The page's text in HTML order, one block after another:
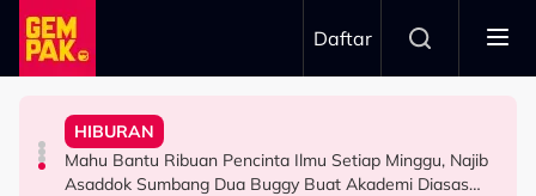
Skip to main content
Daftar
SELEBRITI
Bukan Penyanyi Ego, Adzrin Adzhar 'Back-Up' Awie -
"Ini Namanya Penyanyi Yang..."
HIBURAN
Intan Najuwa Timang Anak Perempuan Kedua, Beri
Nama…
SELEBRITI
"Aku Ada Kisah Yang Satu Malaysia Pernah Tahu & Tak
Pernah Lupakan..." - Yassin Yahya
HIBURAN
Mahu Bantu Ribuan Pencinta Ilmu Setiap Minggu, Najib
Asaddok Sumbang Dua Buggy Buat Akademi Diasas